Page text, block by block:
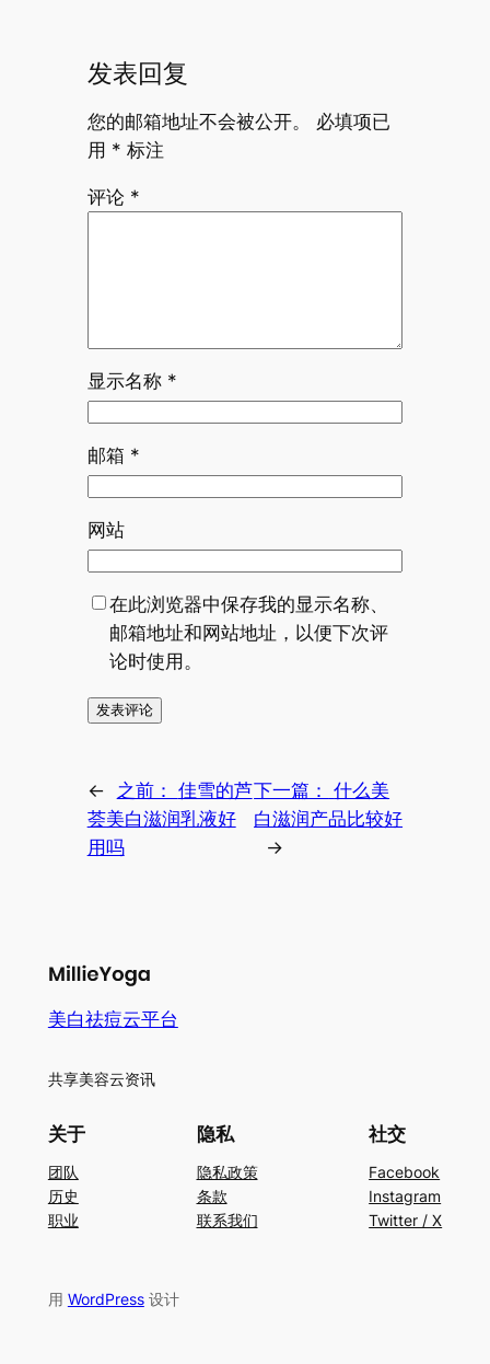
发表回复
您的邮箱地址不会被公开。
必填项已
用 * 标注
评论 *
显示名称 *
邮箱 *
网站
在此浏览器中保存我的显示名称、
邮箱地址和网站地址，以便下次评
论时使用。
← 之前： 佳雪的芦
荟美白滋润乳液好
用吗
下一篇：
什么美
白滋润产品比较好
→
美白祛痘云平台
共享美容云资讯
关于
团队
历史
职业
隐私
隐私政策
条款
联系我们
社交
Facebook
Instagram
Twitter / X
用 WordPress设计